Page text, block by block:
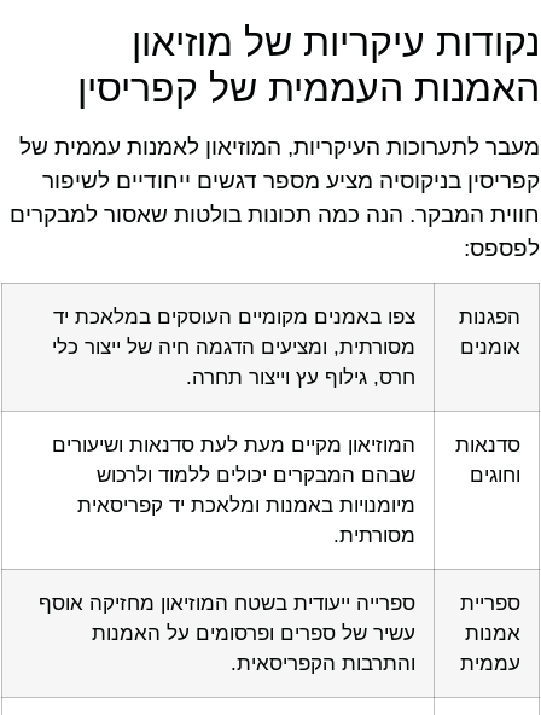
נקודות עיקריות של מוזיאון
האמנות העממית של קפריסין
מעבר לתערוכות העיקריות, המוזיאון לאמנות עממית של
קפריסין בניקוסיה מציע מספר דגשים ייחודיים לשיפור
חווית המבקר. הנה כמה תכונות בולטות שאסור למבקרים
לפספס:
הפגנות
אומנים
צפו באמנים מקומיים העוסקים במלאכת יד
מסורתית, ומציעים הדגמה חיה של ייצור כלי
חרס, גילוף עץ וייצור תחרה.
סדנאות
וחוגים
המוזיאון מקיים מעת לעת סדנאות ושיעורים
שבהם המבקרים יכולים ללמוד ולרכוש
מיומנויות באמנות ומלאכת יד קפריסאית
מסורתית.
ספריית
אמנות
עממית
ספרייה ייעודית בשטח המוזיאון מחזיקה אוסף
עשיר של ספרים ופרסומים על האמנות
והתרבות הקפריסאית.